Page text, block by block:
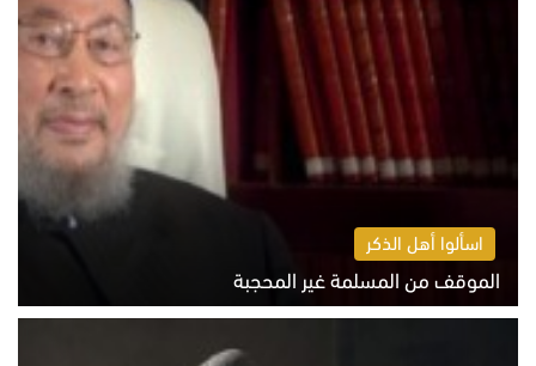
اسألوا أهل الذكر
الموقف من المسلمة غير المحجبة
الخميس 6 أغسطس 2026 10:45 ص